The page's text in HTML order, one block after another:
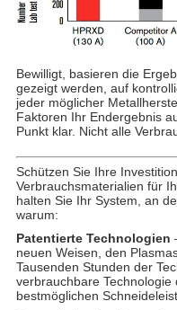
Bewilligt, basieren die
gezeigt werden, auf
jeder möglicher
Faktoren Ihr Endergebnis
Punkt klar. Nicht alle
Schützen Sie Ihre
Verbrauchsmaterialien für
halten Sie Ihr System, an
warum:
Patentierte Technologien
neuen Weisen, den
Tausenden Stunden der
verbrauchbare
bestmöglichen